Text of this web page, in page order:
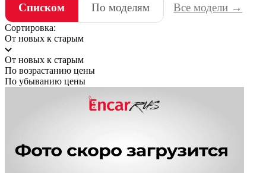
Списком По моделям Все модели →
Сортировка:
От новых к старым
От новых к старым
По возрастанию цены
По убыванию цены